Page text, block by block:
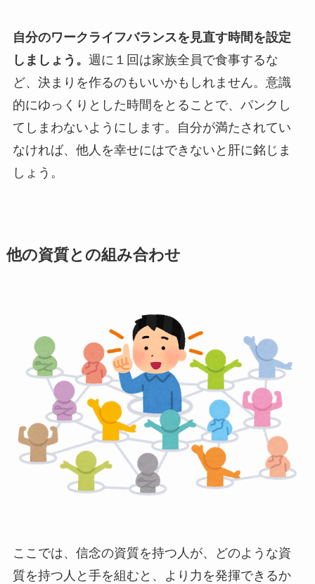
自分のワークライフバランスを見直す時間を設定
しましょう。 週に１回は家族全員で食事するな
ど、決まりを作るのもいいかもしれません。意識
的にゆっくりとした時間をとることで、パンクし
てしまわないようにします。自分が満たされてい
なければ、他人を幸せにはできないと肝に銘じま
しょう。
他の資質との組み合わせ
ここでは、信念の資質を持つ人が、どのような資
質を持つ人と手を組むと、より力を発揮できるか